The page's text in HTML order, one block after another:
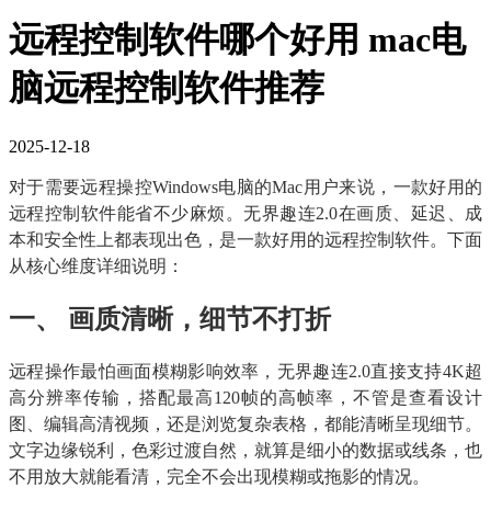
远程控制软件哪个好用 mac电
脑远程控制软件推荐
2025-12-18
对于需要远程操控Windows电脑的Mac用户来说，一款好用的
远程控制软件能省不少麻烦。无界趣连2.0在画质、延迟、成
本和安全性上都表现出色，是一款好用的远程控制软件。下面
从核心维度详细说明：​
一、 画质清晰，细节不打折​
远程操作最怕画面模糊影响效率，无界趣连2.0直接支持4K超
高分辨率传输，搭配最高120帧的高帧率，不管是查看设计
图、编辑高清视频，还是浏览复杂表格，都能清晰呈现细节。
文字边缘锐利，色彩过渡自然，就算是细小的数据或线条，也
不用放大就能看清，完全不会出现模糊或拖影的情况。​